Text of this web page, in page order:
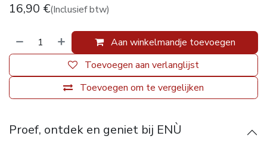
16,90 €(Inclusief btw)
Aan winkelmandje toevoegen
Toevoegen om te vergelijken
Toevoegen aan verlanglijst
Proef, ontdek en geniet bij ENÙ